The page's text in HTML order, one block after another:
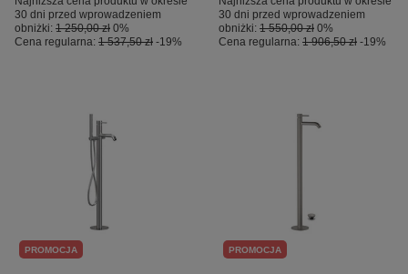
30 dni przed wprowadzeniem
obniżki: 1 250,00 zł 0%
Cena regularna: 1 537,50 zł -19%
30 dni przed wprowadzeniem
obniżki: 1 550,00 zł 0%
Cena regularna: 1 906,50 zł -19%
PROMOCJA PROMOCJA